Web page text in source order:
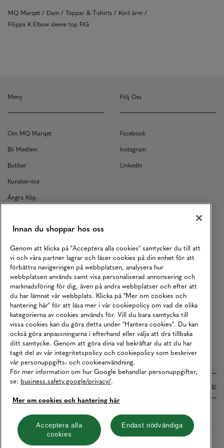
MQ Marqet Dam Toppar & T-shirts
Kort ärm
Filippa K Elbow sleeve top FIG
Meny
Om MQ Marqet
Bli Medlem
Butiker
Kundservice
Ångra Köp
Returer
Köpvillkor
Karriär
Vårt Ansvar
Våra Tjänster
Press
Studentrabatt
B2B
Tillgänglighetsredogörelse
Följ Oss
Facebook
Instagram
LinkedIn
Betalningar online sköts i samarbete med Klarna. Läs mer här
Cookies Integritetspolicy
Hantera cookies
Innan du shoppar hos oss
Genom att klicka på "Acceptera alla cookies" samtycker du till att
vi och våra partner lagrar och läser cookies på din enhet för att
förbättra navigeringen på webbplatsen, analysera hur
webbplatsen används samt visa personaliserad annonsering och
marknadsföring för dig, även på andra webbplatser och efter att
du har lämnat vår webbplats. Klicka på "Mer om cookies och
hantering här" för att läsa mer i vår cookiepolicy om vad de olika
kategorierna av cookies används för. Vill du bara samtycka till
vissa cookies kan du göra detta under "Hantera cookies". Du kan
också göra anpassningarna i efterhand eller välja att dra tillbaka
ditt samtycke. Genom att göra dina val bekräftar du att du har
tagit del av vår integritetspolicy och cookiepolicy som beskriver
vår personuppgifts- och cookieanvändning.
För mer information om hur Google behandlar personuppgifter,
se: business.safety.google/privacy/.
Mer om cookies och hantering här
Acceptera alla
cookies
Endast nödvändiga